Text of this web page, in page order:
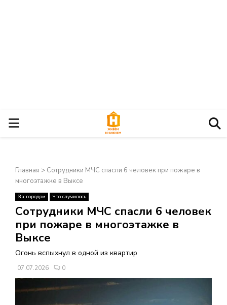
О
Н
О
В
Н
О
Главная > Сотрудники МЧС спасли 6 человек при пожаре в
многоэтажке в Выксе
За городом Что случилось
Сотрудники МЧС спасли 6 человек
при пожаре в многоэтажке в
Выксе
Огонь вспыхнул в одной из квартир
07.07.2026 0
×